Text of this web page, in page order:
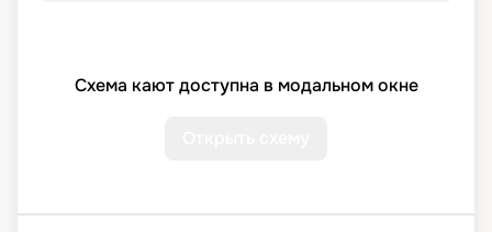
Схема кают доступна в модальном окне